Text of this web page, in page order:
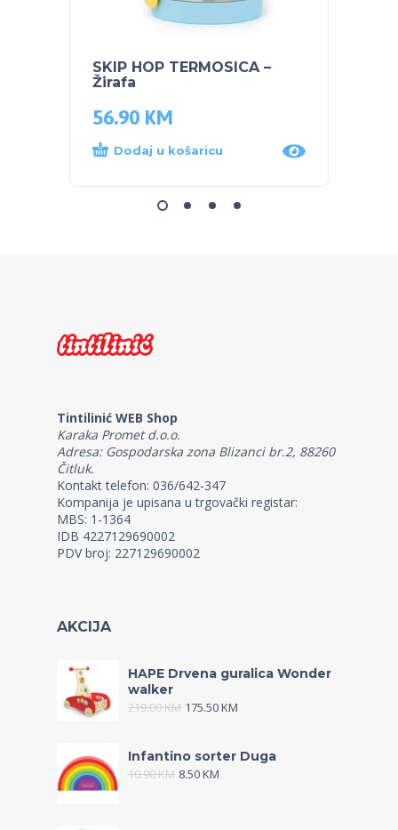
SKIP HOP TERMOSICA –
Žirafa
56.90 KM
Dodaj u košaricu
Tintilinić WEB Shop
Karaka Promet d.o.o.
Adresa: Gospodarska zona Blizanci br.2, 88260
Čitluk.
Kontakt telefon: 036/642-347
Kompanija je upisana u trgovački registar:
MBS: 1-1364
IDB 4227129690002
PDV broj: 227129690002
AKCIJA
HAPE Drvena guralica Wonder
walker
219.00KM 175.50KM
Infantino sorter Duga
10.90KM 8.50KM